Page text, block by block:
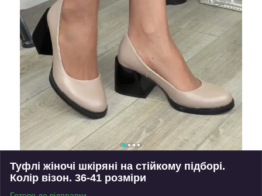
Туфлі жіночі шкіряні на стійкому підборі.
Колір візон. 36-41 розміри